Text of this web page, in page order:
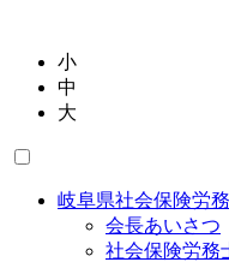
小
中
大
岐阜県社会保険労
会長あいさつ
社会保険労務